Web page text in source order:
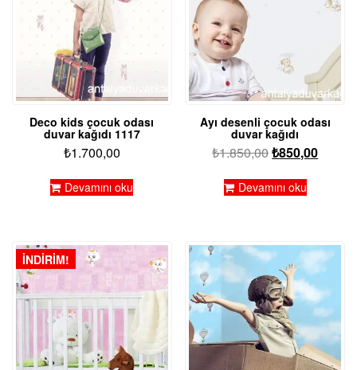
Deco kids çocuk odası
duvar kağıdı 1117
₺1.700,00
Devamını oku
Ayı desenli çocuk odası
duvar kağıdı
₺1.850,00Orijinal
₺1.850,00.
₺850,00Şu
Devamını oku
İNDIRIM!